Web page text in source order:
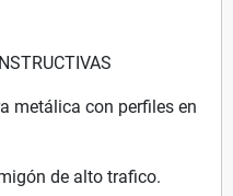
metálica con perfiles en
de alto trafico.